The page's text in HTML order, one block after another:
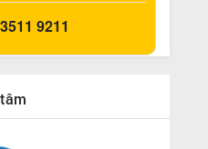
9211